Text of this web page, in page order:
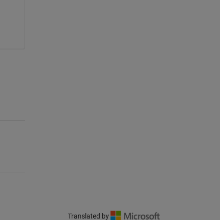
Translated by